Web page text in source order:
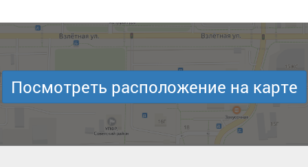
Посмотреть расположение на карте